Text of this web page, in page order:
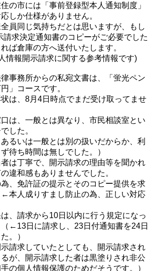
の市には「事前登録型本人通知制度」
しか仕様がありません。
員同じ気持ちだとは思いますが、もし
請求決定通知書のコピーがご必要でした
ば倉庫の方へ送付いたします。
報開示請求に関する参考情報です)
律事務所からの私宛文書は、「蛍光ペン
」コースです。
状は、8月4日時点でまだ受け取ってませ
口は、一般とは異なり、市民相談室とい
した。
あるいは一般とは別の扱いだからか、利
待ち時間は無しでした。）
者は丁寧で、開示請求の理由等を聞かれ
違和感もありませんでした。
為、免許証の提示とそのコピー提供を求
本人成りすまし防止の為、正しい対応
は、請求から10日以内に行う規定になっ
←13日に請求し、23日付通知書を24日
。）
示請求していたとしても、開示請求され
が、開示請求した者は黒塗りされ非公
の個人情報保護のためだそうです。）